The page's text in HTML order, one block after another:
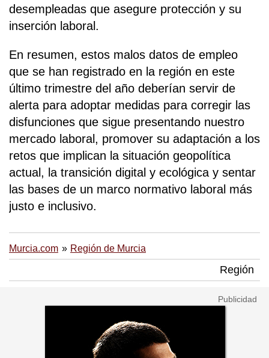
desempleadas que asegure protección y su
inserción laboral.
En resumen, estos malos datos de empleo
que se han registrado en la región en este
último trimestre del año deberían servir de
alerta para adoptar medidas para corregir las
disfunciones que sigue presentando nuestro
mercado laboral, promover su adaptación a los
retos que implican la situación geopolítica
actual, la transición digital y ecológica y sentar
las bases de un marco normativo laboral más
justo e inclusivo.
Murcia.com Región de Murcia
Región